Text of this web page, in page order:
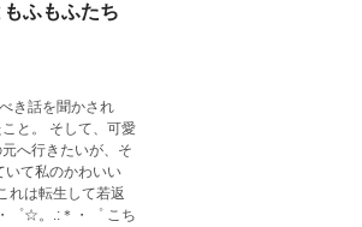
ふもふたち
き話を聞かされ
と。 そして、可愛
へ行きたいが、そ
いて私のかわいい